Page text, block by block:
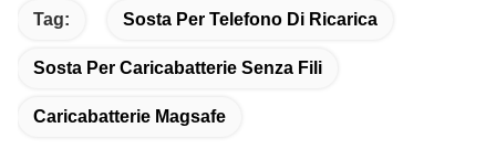
Tag: Sosta Per Telefono Di Ricarica
Sosta Per Caricabatterie Senza Fili
Caricabatterie Magsafe